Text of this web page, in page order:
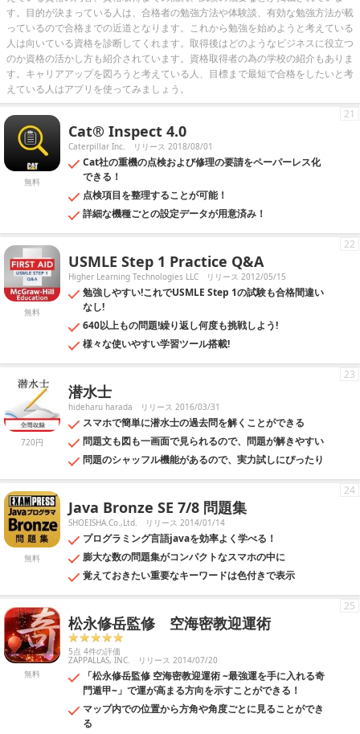
す。目的が決まっている人は、合格者の勉強方法や体験談、有効な勉強方法が載
っているので合格までの近道となります。これから勉強を始めようと考えている
人は向いている資格を診断してくれます。取得後はどのようなビジネスに役立つ
のか資格の活かし方も紹介されています。資格取得者の為の学校の紹介もありま
す。キャリアアップを図ろうと考えている人、目標まで最短で合格をしたいと考
えている人はアプリを使ってみましょう。
無料
Cat® Inspect 4.0
Caterpillar Inc. リリース 2018/08/01
Cat社の重機の点検および修理の要請をペーパーレス化
できる！
点検項目を整理することが可能！
詳細な機種ごとの設定データが用意済み！
21
無料
USMLE Step 1 Practice Q&A
Higher Learning Technologies LLC リリース 2012/05/15
勉強しやすい!これでUSMLE Step 1の試験も合格間違い
なし!
640以上もの問題!繰り返し何度も挑戦しよう!
様々な使いやすい学習ツール搭載!
22
720円
潜水士
hideharu harada リリース 2016/03/31
スマホで簡単に潜水士の過去問を解くことができる
問題文も図も一画面で見られるので、問題が解きやすい
問題のシャッフル機能があるので、実力試しにぴったり
23
無料
Java Bronze SE 7/8 問題集
SHOEISHA.Co.,Ltd. リリース 2014/01/14
プログラミング言語javaを効率よく学べる！
膨大な数の問題集がコンパクトなスマホの中に
覚えておきたい重要なキーワードは色付きで表示
24
無料
松永修岳監修 空海密教迎運術
5点 4件の評価
ZAPPALLAS, INC. リリース 2014/07/20
「松永修岳監修 空海密教迎運術 ~最強運を手に入れる奇
門遁甲~」で運が高まる方向を示すことができる！
マップ内での位置から方角や角度ごとに見ることができ
る
25